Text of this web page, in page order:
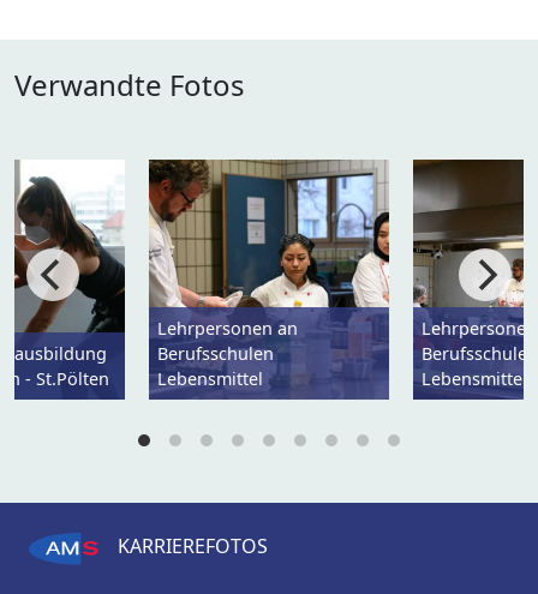
Verwandte Fotos
Lehrpersonen an
Berufsschulen
Lebensmittel
Berufsschulen
Lebensmittel
- St.Pölten
KARRIEREFOTOS